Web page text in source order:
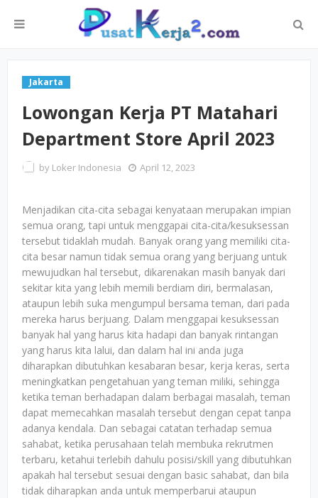
Jakarta
Lowongan Kerja PT Matahari
Department Store April 2023
by Loker Indonesia April 12, 2023
Menjadikan cita-cita sebagai kenyataan merupakan impian
semua orang, tapi untuk menggapai cita-cita/kesuksessan
tersebut tidaklah mudah. Banyak orang yang memiliki cita-
cita besar namun tidak semua orang yang berjuang untuk
mewujudkan hal tersebut, dikarenakan masih banyak dari
sekitar kita yang lebih memili berdiam diri, bermalasan,
ataupun lebih suka mengumpul bersama teman, dari pada
mereka harus berjuang. Dalam menggapai kesuksessan
banyak hal yang harus kita hadapi dan banyak rintangan
yang harus kita lalui, dan dalam hal ini anda juga
diharapkan dibutuhkan kesabaran besar, kerja keras, serta
meningkatkan pengetahuan yang teman miliki, sehingga
ketika teman berhadapan dalam berbagai masalah, teman
dapat memecahkan masalah tersebut dengan cepat tanpa
adanya kendala. Dan sebagai catatan terhadap semua
sahabat, ketika perusahaan telah membuka rekrutmen
terbaru, ketahui terlebih dahulu posisi/skill yang dibutuhkan
apakah hal tersebut sesuai dengan basic sahabat, dan bila
tidak diharapkan anda untuk memperbarui ataupun